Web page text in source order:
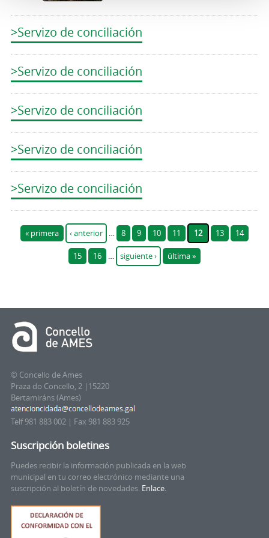
>Servizo de conciliación
>Servizo de conciliación
>Servizo de conciliación
>Servizo de conciliación
>Servizo de conciliación
« primera ‹ anterior … 8 9 10 11 12 13 14
15 16 … siguiente › última »
© Concello de Ames
Praza do Concello, 2 |15220
Bertamiráns (Ames)
Telf 981 883 002 | Fax 981 883 925
Suscripción boletines
Puedes recibir la información publicada en la web
municipal en tu correo electrónico mediante una
suscripción al boletín de novedades. Enlace.